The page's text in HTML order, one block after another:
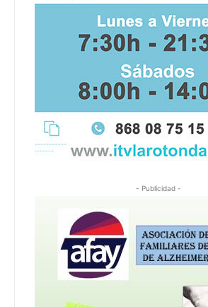
- Publicidad -